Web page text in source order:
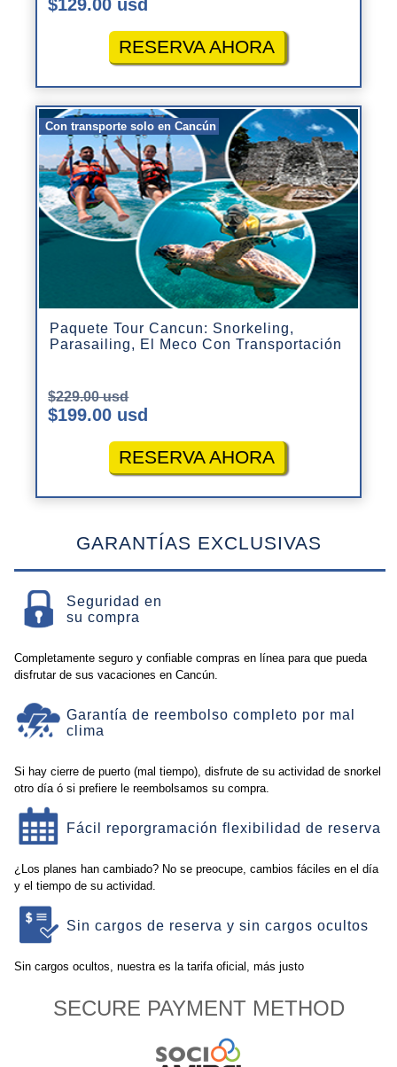
$129.00 usd
RESERVA AHORA
Con transporte solo en Cancún
Paquete Tour Cancun: Snorkeling,
Parasailing, El Meco Con Transportación
$229.00 usd
$199.00 usd
RESERVA AHORA
GARANTÍAS EXCLUSIVAS
Seguridad en
su compra
Completamente seguro y confiable compras en línea para que pueda
disfrutar de sus vacaciones en Cancún.
Garantía de reembolso completo por mal
clima
Si hay cierre de puerto (mal tiempo), disfrute de su actividad de snorkel
otro día ó si prefiere le reembolsamos su compra.
Fácil reporgramación flexibilidad de reserva
¿Los planes han cambiado? No se preocupe, cambios fáciles en el día
y el tiempo de su actividad.
Sin cargos de reserva y sin cargos ocultos
Sin cargos ocultos, nuestra es la tarifa oficial, más justo
SECURE PAYMENT METHOD